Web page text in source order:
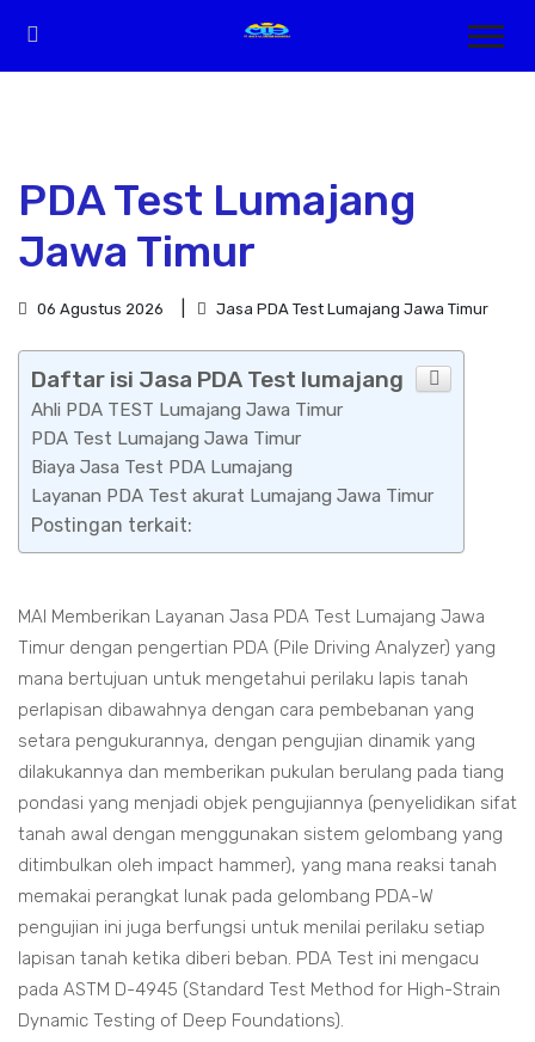
PDA Test Lumajang
Jawa Timur
06 Agustus 2026 Jasa PDA Test Lumajang Jawa Timur
Daftar isi Jasa PDA Test lumajang
Ahli PDA TEST Lumajang Jawa Timur
PDA Test Lumajang Jawa Timur
Biaya Jasa Test PDA Lumajang
Layanan PDA Test akurat Lumajang Jawa Timur
Postingan terkait:
MAI Memberikan Layanan Jasa PDA Test Lumajang Jawa
Timur dengan pengertian PDA (Pile Driving Analyzer) yang
mana bertujuan untuk mengetahui perilaku lapis tanah
perlapisan dibawahnya dengan cara pembebanan yang
setara pengukurannya, dengan pengujian dinamik yang
dilakukannya dan memberikan pukulan berulang pada tiang
pondasi yang menjadi objek pengujiannya (penyelidikan sifat
tanah awal dengan menggunakan sistem gelombang yang
ditimbulkan oleh impact hammer), yang mana reaksi tanah
memakai perangkat lunak pada gelombang PDA-W
pengujian ini juga berfungsi untuk menilai perilaku setiap
lapisan tanah ketika diberi beban. PDA Test ini mengacu
pada ASTM D-4945 (Standard Test Method for High-Strain
Dynamic Testing of Deep Foundations).